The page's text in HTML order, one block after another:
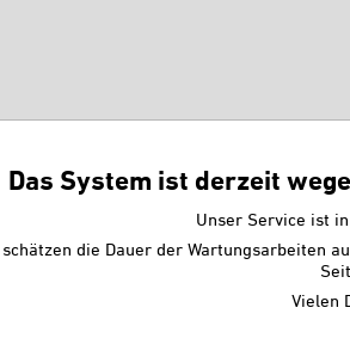
Das System ist derzeit
Unser Service ist
die Dauer der Wartungsarbeiten
Vielen